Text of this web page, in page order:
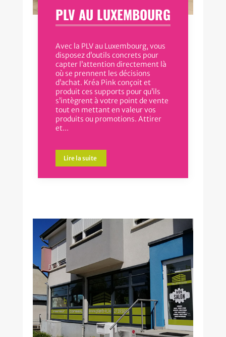
PLV AU LUXEMBOURG
Avec la PLV au Luxembourg, vous
disposez d’outils concrets pour
capter l’attention directement là
où se prennent les décisions
d’achat. Kréa Pink conçoit et
produit ces supports pour qu’ils
s’intègrent à votre point de vente
tout en mettant en valeur vos
produits ou promotions. Attirer
et...
Lire la suite